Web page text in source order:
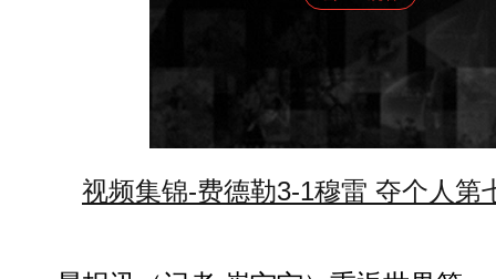
视频集锦-费德勒3-1穆雷 夺个人第